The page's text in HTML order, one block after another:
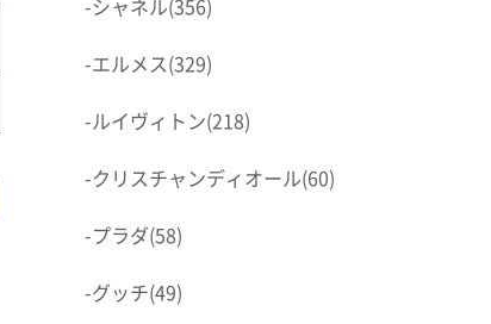
-シャネル(356)
-エルメス(329)
-ルイヴィトン(218)
-クリスチャンディオール(60)
-プラダ(58)
-グッチ(49)